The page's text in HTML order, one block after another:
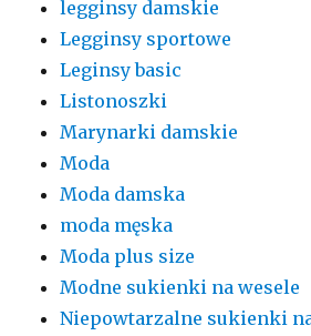
legginsy damskie
Legginsy sportowe
Leginsy basic
Listonoszki
Marynarki damskie
Moda
Moda damska
moda męska
Moda plus size
Modne sukienki na wesele
Niepowtarzalne sukienki